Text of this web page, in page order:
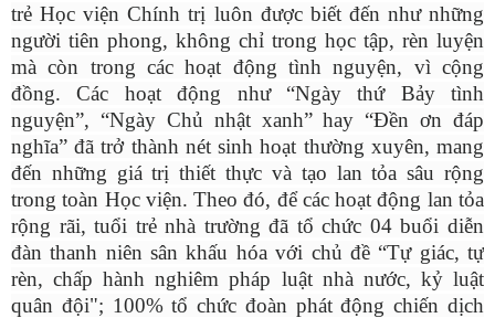
trẻ Học viện Chính trị luôn được biết đến như những
người tiên phong, không chỉ trong học tập, rèn luyện
mà còn trong các hoạt động tình nguyện, vì cộng
đồng. Các hoạt động như “Ngày thứ Bảy tình
nguyện”, “Ngày Chủ nhật xanh” hay “Đền ơn đáp
nghĩa” đã trở thành nét sinh hoạt thường xuyên, mang
đến những giá trị thiết thực và tạo lan tỏa sâu rộng
trong toàn Học viện. Theo đó, để các hoạt động lan tỏa
rộng rãi, tuổi trẻ nhà trường đã tổ chức 04 buổi diễn
đàn thanh niên sân khấu hóa với chủ đề “Tự giác, tự
rèn, chấp hành nghiêm pháp luật nhà nước, kỷ luật
quân đội"; 100% tổ chức đoàn phát động chiến dịch